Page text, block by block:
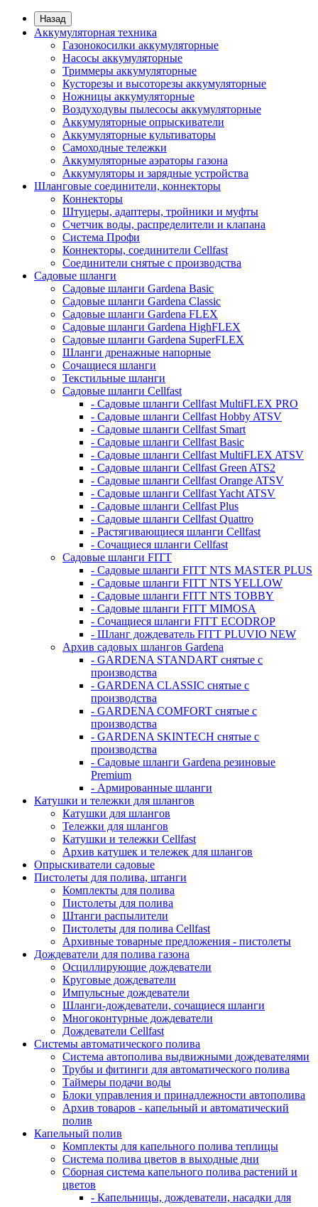
Назад
Аккумуляторная техника
Газонокосилки аккумуляторные
Насосы аккумуляторные
Триммеры аккумуляторные
Кусторезы и высоторезы аккумуляторные
Ножницы аккумуляторные
Воздуходувы пылесосы аккумуляторные
Аккумуляторные опрыскиватели
Аккумуляторные культиваторы
Самоходные тележки
Аккумуляторные аэраторы газона
Аккумуляторы и зарядные устройства
Шланговые соединители, коннекторы
Коннекторы
Штуцеры, адаптеры, тройники и муфты
Счетчик воды, распределители и клапана
Система Профи
Коннекторы, соединители Cellfast
Соединители снятые с производства
Садовые шланги
Садовые шланги Gardena Basic
Садовые шланги Gardena Classic
Садовые шланги Gardena FLEX
Садовые шланги Gardena HighFLEX
Садовые шланги Gardena SuperFLEX
Шланги дренажные напорные
Сочащиеся шланги
Текстильные шланги
Садовые шланги Cellfast
- Садовые шланги Cellfast MultiFLEX PRO
- Садовые шланги Cellfast Hobby ATSV
- Садовые шланги Cellfast Smart
- Садовые шланги Cellfast Basic
- Садовые шланги Cellfast MultiFLEX ATSV
- Садовые шланги Cellfast Green ATS2
- Садовые шланги Cellfast Orange ATSV
- Садовые шланги Cellfast Yacht ATSV
- Садовые шланги Cellfast Plus
- Садовые шланги Cellfast Quattro
- Растягивающиеся шланги Cellfast
- Сочащиеся шланги Cellfast
Садовые шланги FITT
- Садовые шланги FITT NTS MASTER PLUS
- Садовые шланги FITT NTS YELLOW
- Садовые шланги FITT NTS TOBBY
- Садовые шланги FITT MIMOSA
- Сочащиеся шланги FITT ECODROP
- Шланг дождеватель FITT PLUVIO NEW
Архив садовых шлангов Gardena
- GARDENA STANDART снятые с
производства
- GARDENA CLASSIC снятые с
производства
- GARDENA COMFORT снятые с
производства
- GARDENA SKINTECH снятые с
производства
- Садовые шланги Gardena резиновые
Premium
- Армированные шланги
Катушки и тележки для шлангов
Катушки для шлангов
Тележки для шлангов
Катушки и тележки Cellfast
Архив катушек и тележек для шлангов
Опрыскиватели садовые
Пистолеты для полива, штанги
Комплекты для полива
Пистолеты для полива
Штанги распылители
Пистолеты для полива Cellfast
Архивные товарные предложения - пистолеты
Дождеватели для полива газона
Осциллирующие дождеватели
Круговые дождеватели
Импульсные дождеватели
Шланги-дождеватели, сочащиеся шланги
Многоконтурные дождеватели
Дождеватели Cellfast
Системы автоматического полива
Система автополива выдвижными дождевателями
Трубы и фитинги для автоматического полива
Таймеры подачи воды
Блоки управления и принадлежности автополива
Архив товаров - капельный и автоматический
полив
Капельный полив
Комплекты для капельного полива теплицы
Система полива цветов в выходные дни
Сборная система капельного полива растений и
цветов
- Капельницы, дождеватели, насадки для